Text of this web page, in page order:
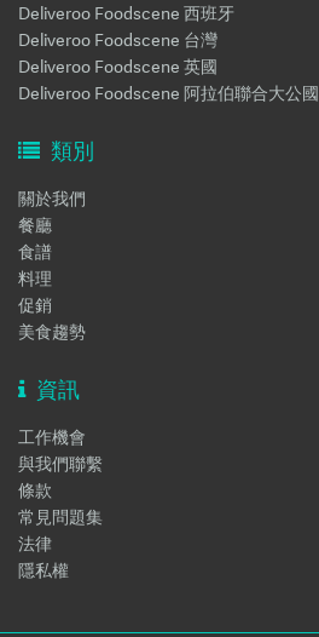
Deliveroo Foodscene 西班牙
Deliveroo Foodscene 台灣
Deliveroo Foodscene 英國
Deliveroo Foodscene 阿拉伯聯合大公國
類別
關於我們
餐廳
食譜
料理
促銷
美食趨勢
資訊
工作機會
與我們聯繫
條款
常見問題集
法律
隱私權